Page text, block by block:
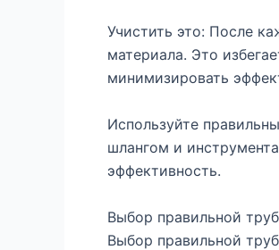
Учистить это: После
материала. Это
минимизировать
Используйте
шлангом и
эффективность.
Выбор правильной
Выбор правильной